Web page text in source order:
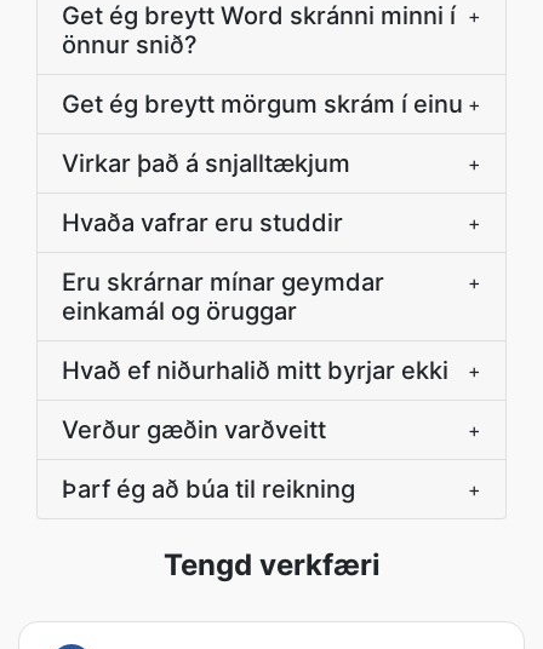
Get ég breytt Word skránni minni í
önnur snið?
+
Get ég breytt mörgum skrám í einu +
Virkar það á snjalltækjum +
Hvaða vafrar eru studdir +
Eru skrárnar mínar geymdar
einkamál og öruggar
+
Hvað ef niðurhalið mitt byrjar ekki +
Verður gæðin varðveitt +
Þarf ég að búa til reikning +
Tengd verkfæri